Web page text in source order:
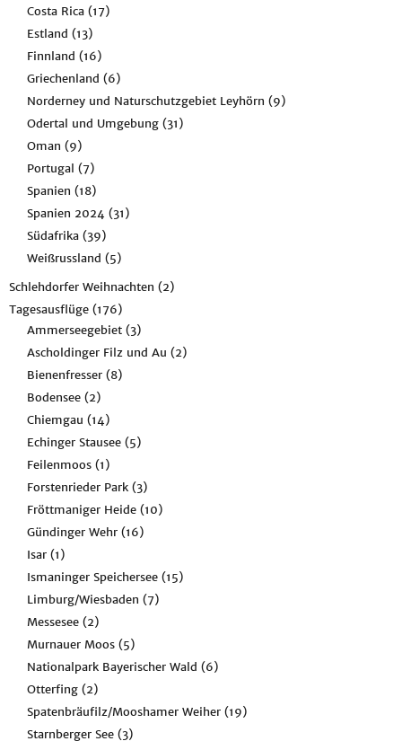
Costa Rica (17)
Estland (13)
Finnland (16)
Griechenland (6)
Norderney und Naturschutzgebiet Leyhörn (9)
Odertal und Umgebung (31)
Oman (9)
Portugal (7)
Spanien (18)
Spanien 2024 (31)
Südafrika (39)
Weißrussland (5)
Schlehdorfer Weihnachten (2)
Tagesausflüge (176)
Ammerseegebiet (3)
Ascholdinger Filz und Au (2)
Bienenfresser (8)
Bodensee (2)
Chiemgau (14)
Echinger Stausee (5)
Feilenmoos (1)
Forstenrieder Park (3)
Fröttmaniger Heide (10)
Gündinger Wehr (16)
Isar (1)
Ismaninger Speichersee (15)
Limburg/Wiesbaden (7)
Messesee (2)
Murnauer Moos (5)
Nationalpark Bayerischer Wald (6)
Otterfing (2)
Spatenbräufilz/Mooshamer Weiher (19)
Starnberger See (3)